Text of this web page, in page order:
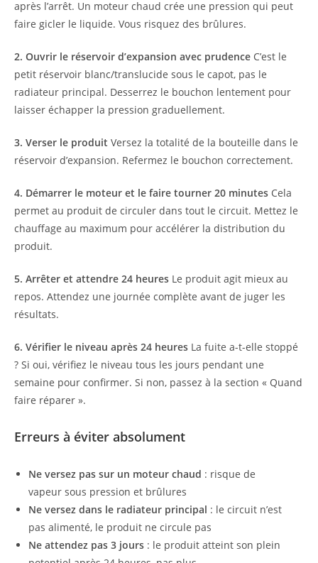
après l’arrêt. Un moteur chaud crée une pression qui peut
faire gicler le liquide. Vous risquez des brûlures.
2. Ouvrir le réservoir d’expansion avec prudence C’est le
petit réservoir blanc/translucide sous le capot, pas le
radiateur principal. Desserrez le bouchon lentement pour
laisser échapper la pression graduellement.
3. Verser le produit Versez la totalité de la bouteille dans le
réservoir d’expansion. Refermez le bouchon correctement.
4. Démarrer le moteur et le faire tourner 20 minutes Cela
permet au produit de circuler dans tout le circuit. Mettez le
chauffage au maximum pour accélérer la distribution du
produit.
5. Arrêter et attendre 24 heures Le produit agit mieux au
repos. Attendez une journée complète avant de juger les
résultats.
6. Vérifier le niveau après 24 heures La fuite a-t-elle stoppé
? Si oui, vérifiez le niveau tous les jours pendant une
semaine pour confirmer. Si non, passez à la section « Quand
faire réparer ».
Erreurs à éviter absolument
Ne versez pas sur un moteur chaud : risque de
vapeur sous pression et brûlures
Ne versez dans le radiateur principal : le circuit n’est
pas alimenté, le produit ne circule pas
Ne attendez pas 3 jours : le produit atteint son plein